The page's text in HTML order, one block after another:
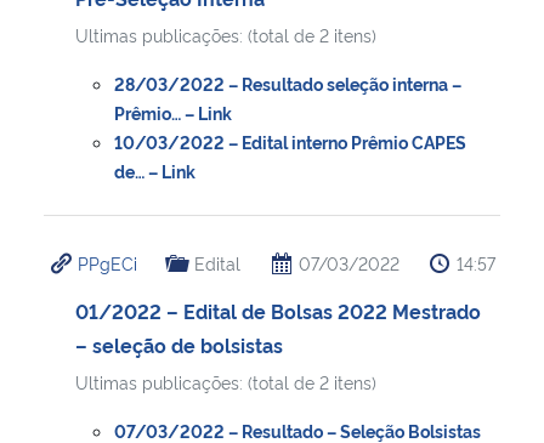
Ultimas publicações: (total de 2 itens)
28/03/2022 – Resultado seleção interna –
Prêmio… – Link
10/03/2022 – Edital interno Prêmio CAPES
de… – Link
PPgECi Edital 07/03/2022 14:57
01/2022 – Edital de Bolsas 2022 Mestrado
– seleção de bolsistas
Ultimas publicações: (total de 2 itens)
07/03/2022 – Resultado – Seleção Bolsistas